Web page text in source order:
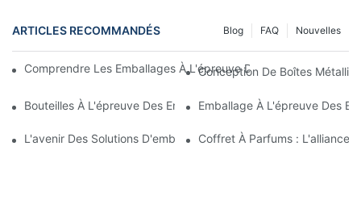
ARTICLES RECOMMANDÉS Nouvelles
FAQ
Blog
Comprendre Les Emballages À L'épreuve Des Enfants :
Conception De Boîtes
Bouteilles À L'épreuve Des Enfants : Ce Que Vous Devez
Emballage À L'épreuve Des
L'avenir Des Solutions D'emballage À L'épreuve Des Enfants
Coffret À Parfums : L'alliance